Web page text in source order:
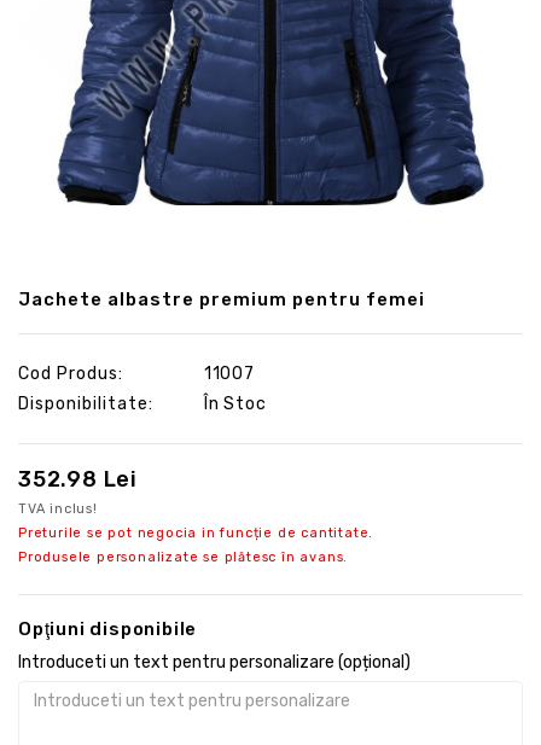
Jachete albastre premium pentru femei
Cod Produs:
11007
Disponibilitate:
În Stoc
352.98 Lei
TVA inclus!
Preturile se pot negocia in funcție de cantitate.
Produsele personalizate se plătesc în avans.
Opţiuni disponibile
Introduceti un text pentru personalizare (opțional)